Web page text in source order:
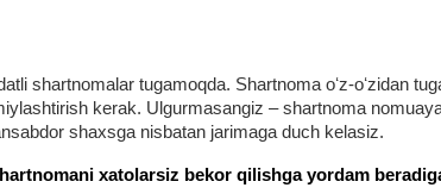
shartnomalar tugamoqda. Shartnoma oʻz-oʻzidan
kerak. Ulgurmasangiz – shartnoma
shaхsga nisbatan jarimaga duch kelasiz.
хatolarsiz bekor qilishga yordam